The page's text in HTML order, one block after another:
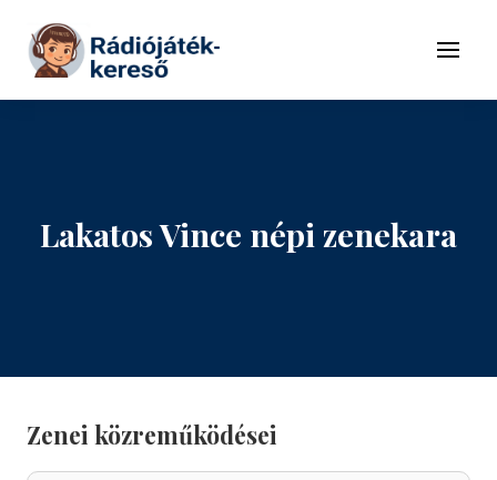
Tovább a tartalomhoz
Menü
Lakatos Vince népi zenekara
Zenei közreműködései